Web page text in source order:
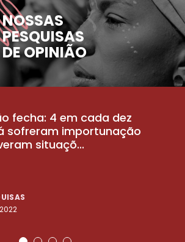
NOSSAS
PESQUISAS
DE OPINIÃO
fecha: 4 em cada dez
sofreram importunação
situaçõ...